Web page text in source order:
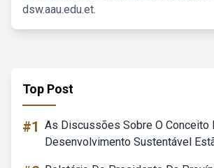
dsw.aau.edu.et.
Top Post
#1 As Discussões Sobre O Conceito
Desenvolvimento Sustentável